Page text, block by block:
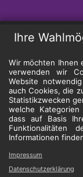
Ihre
Wir möchten Ihnen
verwenden wir
Website
auch Cookies, die
Statistikzwecken
welche
dass auf Basis
Funktionalitäten
Informationen
Impressum
Datenschutzerklärung